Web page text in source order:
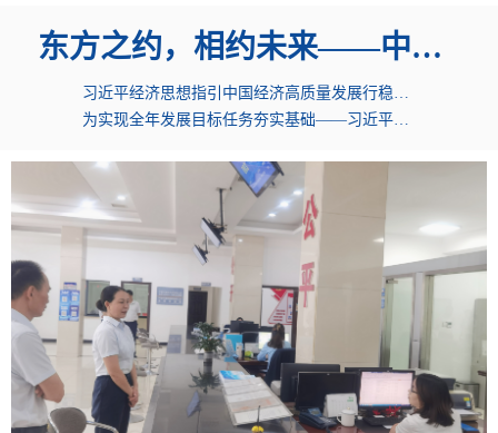
东方之约，相约未来——中国元首外交的世界情...
习近平经济思想指引中国经济高质量发展行稳致...
为实现全年发展目标任务夯实基础——习近平总...